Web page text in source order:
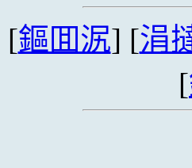
[鏂囬泦] [涓
[